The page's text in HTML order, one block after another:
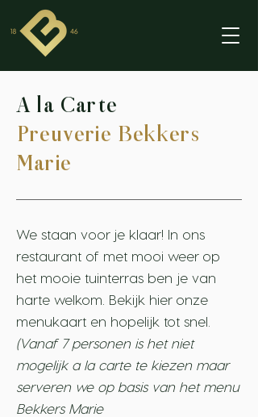
A la Carte
Preuverie Bekkers
Marie
We staan voor je klaar! In ons
restaurant of met mooi weer op
het mooie tuinterras ben je van
harte welkom. Bekijk hier onze
menukaart en hopelijk tot snel.
(Vanaf 7 personen is het niet
mogelijk a la carte te kiezen maar
serveren we op basis van het menu
Bekkers Marie